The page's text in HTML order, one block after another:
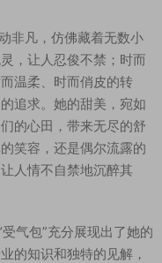
非凡，仿佛藏着无数小
，让人忍俊不禁；时而
温柔、时而俏皮的转
追求。她的甜美，宛如
的心田，带来无尽的舒
笑容，还是偶尔流露的
人情不自禁地沉醉其
气包”充分展现出了她的
的知识和独特的见解，